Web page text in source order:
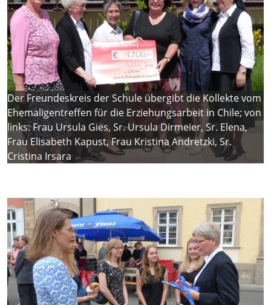
Der Freundeskreis der Schule übergibt die Kollekte vom
Ehemaligentreffen für die Erziehungsarbeit in Chile; von
links: Frau Ursula Gies, Sr. Ursula Dirmeier, Sr. Elena,
Frau Elisabeth Kapust, Frau Kristina Andretzki, Sr.
Cristina Irsara